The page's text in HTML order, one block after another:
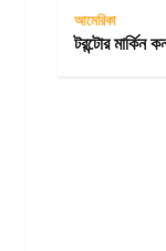
আমেরিকা
টরন্টোর